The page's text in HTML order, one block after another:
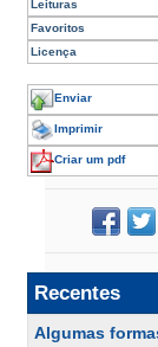
Leituras
Favoritos
Licença
Enviar
Imprimir
Criar um pdf
Recentes
Algumas